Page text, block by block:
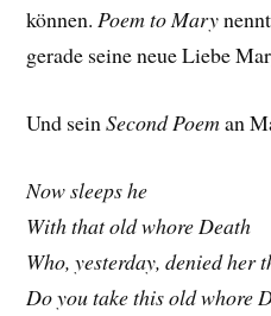
können.Poem to Mary
gerade seine neue Liebe
Und seinSecond Poeman
Now sleeps he
With that old whore Death
Who, yesterday, denied her
Do you take this old whore